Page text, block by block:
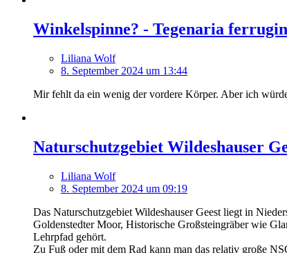
Winkelspinne? - Tegenaria
Liliana Wolf
8. September 2024 um 13:44
Mir fehlt da ein wenig der vordere Körper. Aber ich
Naturschutzgebiet Wildeshauser
Liliana Wolf
8. September 2024 um 09:19
Das Naturschutzgebiet Wildeshauser Geest liegt in
Goldenstedter Moor, Historische Großsteingräber wie
Lehrpfad gehört.
Zu Fuß oder mit dem Rad kann man das relativ große